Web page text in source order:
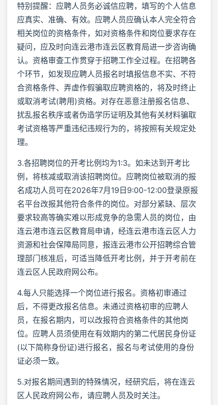
特别提醒：应聘人员务必诚信应聘，填写的个人信息
应真实、准确、有效。应聘人员应确认本人完全符合
相关岗位的资格条件，如对资格条件和岗位要求存在
疑问，应及时向连云港市连云区教育局进一步咨询确
认。资格审查工作贯穿于招聘工作全过程。在招聘各
个环节，如发现应聘人员报名时填报信息不实、不符
合资格条件、弄虚作假骗取应聘资格的，将及时终止
或取消考试(聘用)资格。对存在恶意注册报名信息、
扰乱报名秩序或者伪造学历证明及其他有关材料骗取
考试资格等严重违纪违规行为的，将按照有关规定处
理。
3.各招聘岗位的开考比例均为1:3。如未达到开考比
例，将核减或取消该招聘岗位。应聘岗位被取消的报
名成功人员可在2026年7月19日9:00-12:00登录原报
名平台改报其他符合条件的岗位。对部分紧缺、层次
要求较高等确实难以形成竞争的急需人员的岗位，由
连云港市连云区教育局申请，经连云港市连云区人力
资源和社会保障局同意，报连云港市公开招聘综合管
理部门核准后，可适当降低开考比例，并于开考前在
连云区人民政府网公布。
4.每人只能选择一个岗位进行报名。资格初审通过
后，不得更改报名信息。未通过资格初审的应聘人
员，在报名期内，可以改报符合资格条件的其他岗
位。应聘人员须使用在有效期内的第二代居民身份证
(以下简称身份证)进行报名，报名与考试使用的身份
证必须一致。
5.对报名期间遇到的特殊情况，经研究后，将在连云
区人民政府网公布，请应聘人员及时关注。